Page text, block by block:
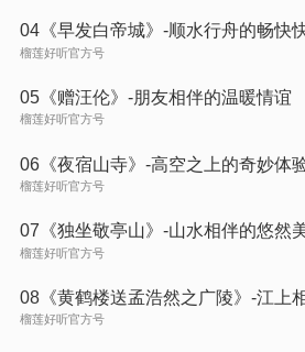
04《早发白帝城》-顺水行舟的畅快
榴莲好听官方号
05《赠汪伦》-朋友相伴的温暖情谊
榴莲好听官方号
06《夜宿山寺》-高空之上的奇妙体
榴莲好听官方号
07《独坐敬亭山》-山水相伴的悠然
榴莲好听官方号
08《黄鹤楼送孟浩然之广陵》-江上
榴莲好听官方号